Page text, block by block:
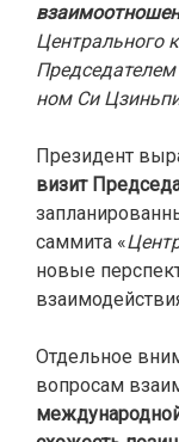
Центрального
ном Си
Президент
визит
саммита «
новые
Отдельное
вопросам